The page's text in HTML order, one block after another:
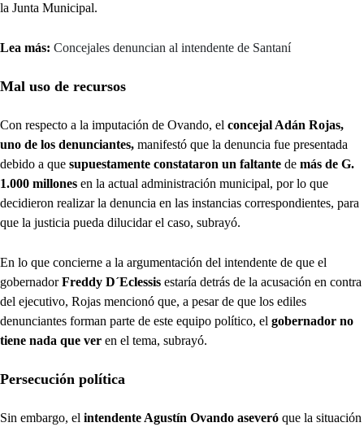
la Junta Municipal.
Lea más: Concejales denuncian al intendente de Santaní
Mal uso de recursos
Con respecto a la imputación de Ovando, el concejal Adán Rojas,
uno de los denunciantes, manifestó que la denuncia fue presentada
debido a que supuestamente constataron un faltante de más de G.
1.000 millones en la actual administración municipal, por lo que
decidieron realizar la denuncia en las instancias correspondientes, para
que la justicia pueda dilucidar el caso, subrayó.
En lo que concierne a la argumentación del intendente de que el
gobernadorFreddy D´Eclessis estaría detrás de la acusación en contra
del ejecutivo, Rojas mencionó que, a pesar de que los ediles
denunciantes forman parte de este equipo político, el gobernador no
tiene nada que ver en el tema, subrayó.
Persecución política
Sin embargo, el intendente Agustín Ovando aseveró que la situación